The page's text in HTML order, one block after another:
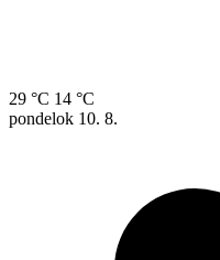
29 °C 14 °C
pondelok 10. 8.